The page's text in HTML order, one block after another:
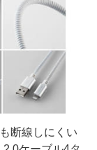
断線しにくい